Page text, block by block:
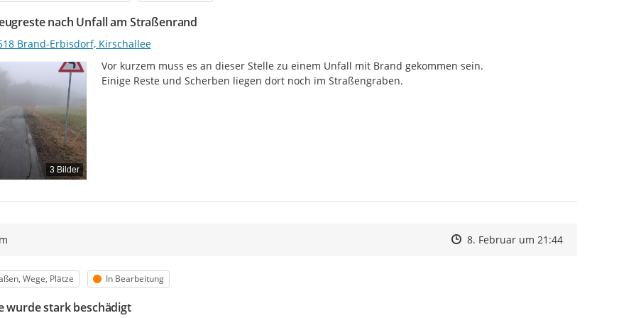
nach Unfall am Straßenrand
Brand-Erbisdorf, Kirschallee
3 Bilder
Vor kurzem muss es an dieser Stelle zu einem Unfall mit Brand gekommen sein.
Einige Reste und Scherben liegen dort noch im Straßengraben.
Zeitpunkt des Erstellens
Zeitpunkt des Erstellens
8. Februar um 21:44Zur Äußerung
Wege, Plätze Status
In Bearbeitung
wurde stark beschädigt